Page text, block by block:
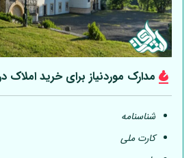
مدارک موردنیاز برای خرید املاک
شناسنامه
کارت ملی